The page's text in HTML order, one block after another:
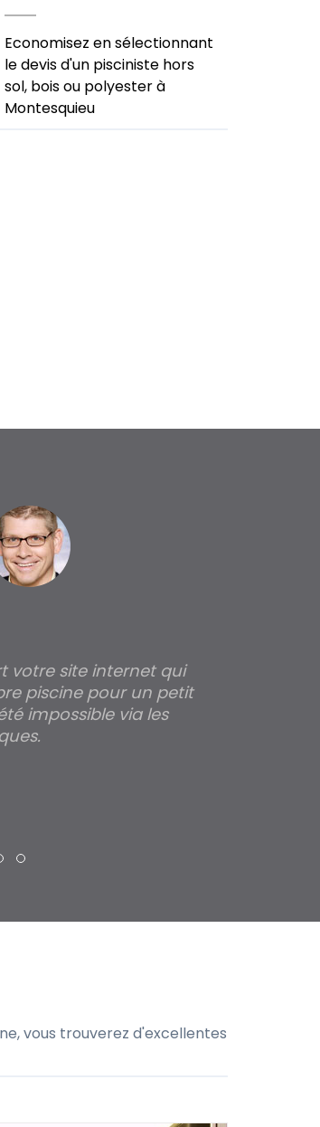
Economisez en sélectionnant
le devis d'un pisciniste hors
sol, bois ou polyester à
Montesquieu
votre site internet qui
piscine pour un petit
impossible via les
vous trouverez d'excellentes